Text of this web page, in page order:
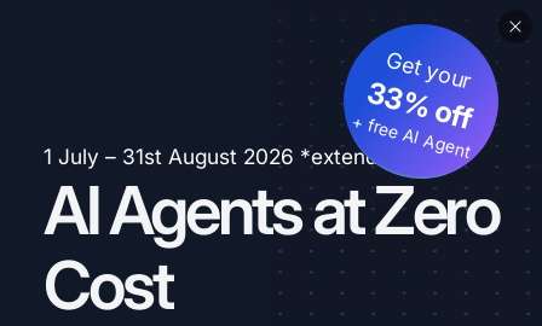
1 July – 31st August 2026 *extended
AI Agents at Zero
Cost
Get your
33% off
+ free AI Agent